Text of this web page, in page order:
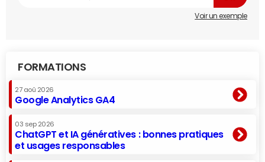
Voir un exemple
FORMATIONS
27 aoû 2026
Google Analytics GA4
03 sep 2026
ChatGPT et IA génératives : bonnes pratiques
et usages responsables